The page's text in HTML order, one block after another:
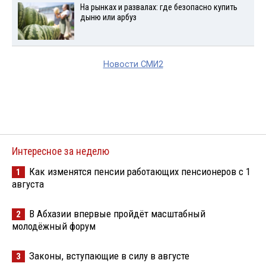
На рынках и развалах: где безопасно купить
дыню или арбуз
Новости СМИ2
Интересное за неделю
1
Как изменятся пенсии работающих пенсионеров с 1
августа
2
В Абхазии впервые пройдёт масштабный
молодёжный форум
3 Законы, вступающие в силу в августе